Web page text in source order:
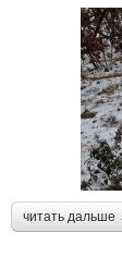
читать дальше